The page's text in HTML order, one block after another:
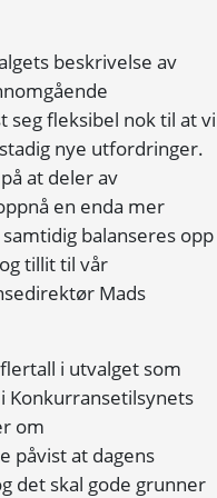
beskrivelse av
seg fleksibel nok til at vi
nye utfordringer.
at deler av
en enda mer
balanseres opp
tillit til vår
Mads
i utvalget som
Konkurransetilsynets
om
påvist at dagens
det skal gode grunner